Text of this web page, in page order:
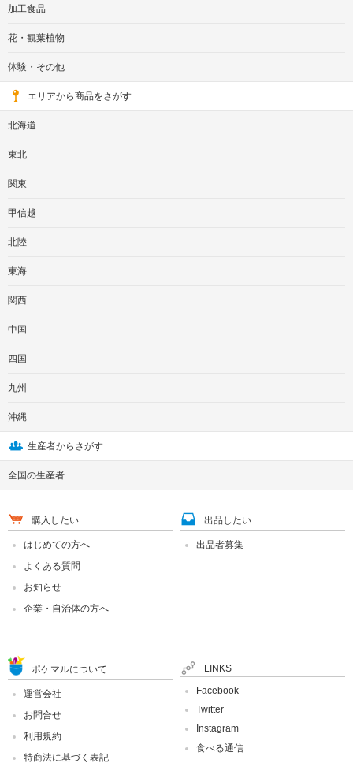
加工食品
花・観葉植物
体験・その他
エリアから商品をさがす
北海道
東北
関東
甲信越
北陸
東海
関西
中国
四国
九州
沖縄
生産者からさがす
全国の生産者
購入したい
はじめての方へ
よくある質問
お知らせ
企業・自治体の方へ
出品したい
出品者募集
ポケマルについて
運営会社
お問合せ
利用規約
特商法に基づく表記
LINKS
Facebook
Twitter
Instagram
食べる通信